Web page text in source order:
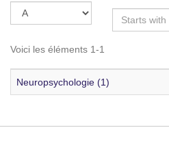
Voici les éléments 1-1
Neuropsychologie (1)